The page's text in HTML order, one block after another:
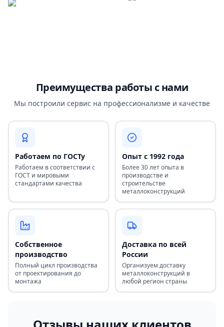
Преимущества работы с нами
Мы построили сервис на профессионализме и качестве
Работаем по ГОСТу
Работаем в соответствии с
ГОСТ и мировыми
стандартами качества
Опыт с 1992 года
Более 30 лет опыта в
производстве и
строительстве
металлоконструкций
Собственное
производство
Полный цикл производства
от проектирования до
монтажа
Доставка по всей
России
Организуем доставку
металлоконструкций в
любой регион страны